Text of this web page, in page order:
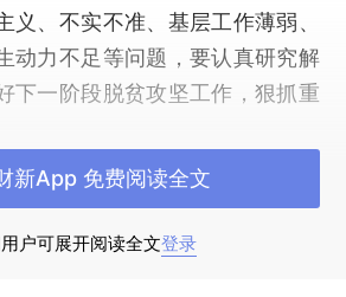
义、不实不准、基层工作薄弱、
动力不足等问题，要认真研究解
下一阶段脱贫攻坚工作，狠抓重
扶贫措施，培育壮大贫困村集体
户可展开阅读全文登录
新App 免费阅读全文